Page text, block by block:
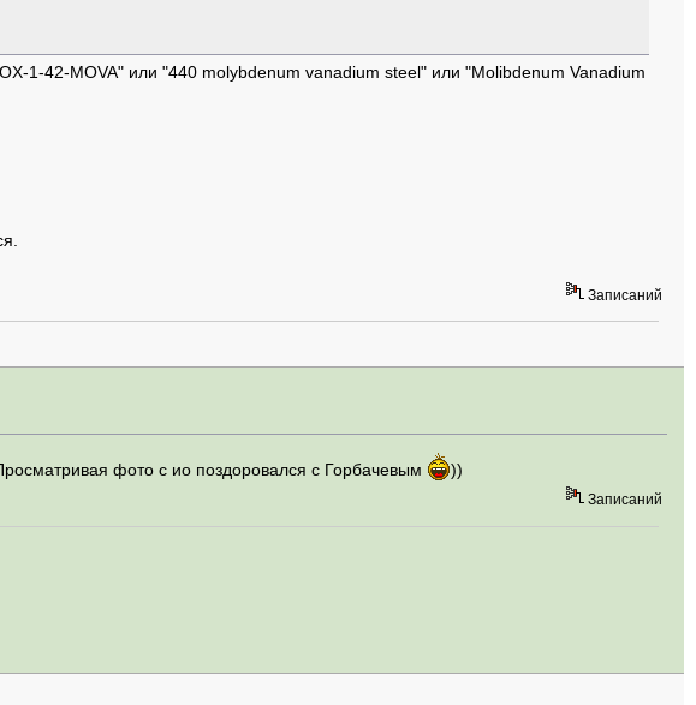
1-42-MOVA" или "440 molybdenum vanadium steel" или "Molibdenum Vanadium
Записаний
фото с ио поздоровался с Горбачевым ))
Записаний